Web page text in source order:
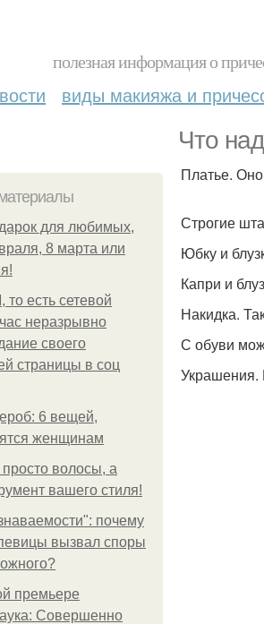
полезная информация о
виды макияжа и
Что
для любимых,
8 марта или
то есть сетевой
неразрывно
своего
страницы в соц
6 вещей,
женщинам
волосы, а
вашего стиля!
почему
вызвал споры
премьере
Совершенно
Платье.
Строгие
Юбку и
Капри и
Накидка.
С обуви
Украшения.